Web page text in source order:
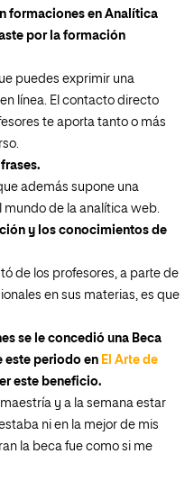
formaciones en Analítica
por la formación
puedes exprimir una
línea. El contacto directo
te aporta tanto o más
además supone una
de la analítica web.
y los conocimientos de
de los profesores, a parte de
en sus materias, es que
se le concedió una Beca
este periodo en El Arte de
este beneficio.
y a la semana estar
ni en la mejor de mis
la beca fue como si me